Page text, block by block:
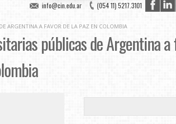
(054 11) 5217.3101
info@cin.edu.ar
ARGENTINA A FAVOR DE LA PAZ EN COLOMBIA
públicas de Argentina a